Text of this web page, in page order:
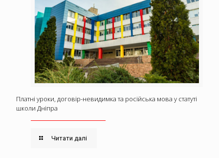
Платні уроки, договір-невидимка та російська мова у статуті
школи Дніпра
Читати далі